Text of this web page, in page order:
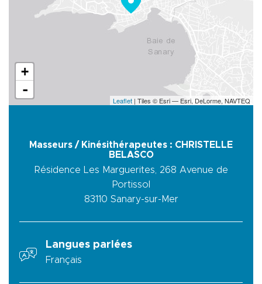
+
-
Leaflet | Tiles © Esri — Esri, DeLorme, NAVTEQ
Masseurs / Kinésithérapeutes : CHRISTELLE
BELASCO
Résidence Les Marguerites, 268 Avenue de
Portissol
83110 Sanary-sur-Mer
Langues parlées
Français